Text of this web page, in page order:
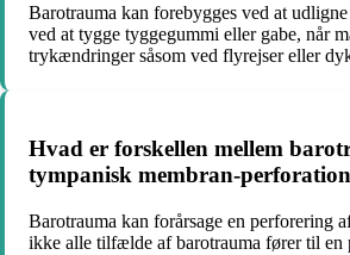
Barotrauma kan forebygges ved at
ved at tygge tyggegummi eller gabe, når
trykændringer såsom ved flyrejser eller
Hvad er forskellen mellem
tympanisk membran-
Barotrauma kan forårsage en perforering
ikke alle tilfælde af barotrauma fører til en